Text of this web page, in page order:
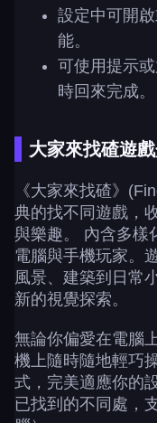
設定中可開
能。
可使用提示
時回來完成。
大家來找碴遊
《大家來找碴》
典的找不同遊戲，
與樂趣。 內含多樣
電腦與手機玩家。
風景、建築到日常
新的視覺探索。
無論你偏愛在電腦
機上隨時隨地輕巧
式，完美適應你的
已找到的不同處，